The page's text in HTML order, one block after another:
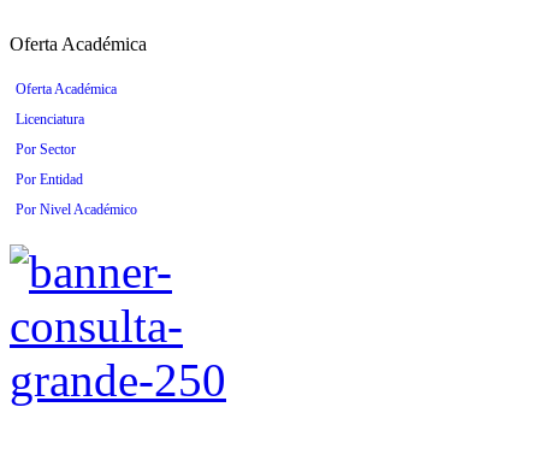
Oferta Académica
Oferta Académica
Licenciatura
Por Sector
Por Entidad
Por Nivel Académico